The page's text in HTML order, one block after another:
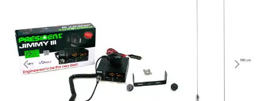
Previous Next